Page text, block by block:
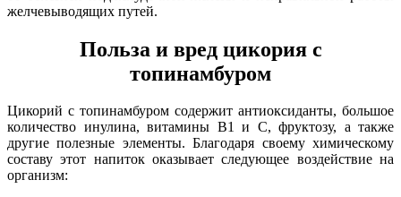
желчевыводящих путей.
Польза и вред цикория с
топинамбуром
Цикорий с топинамбуром содержит антиоксиданты, большое
количество инулина, витамины В1 и С, фруктозу, а также
другие полезные элементы. Благодаря своему химическому
составу этот напиток оказывает следующее воздействие на
организм: